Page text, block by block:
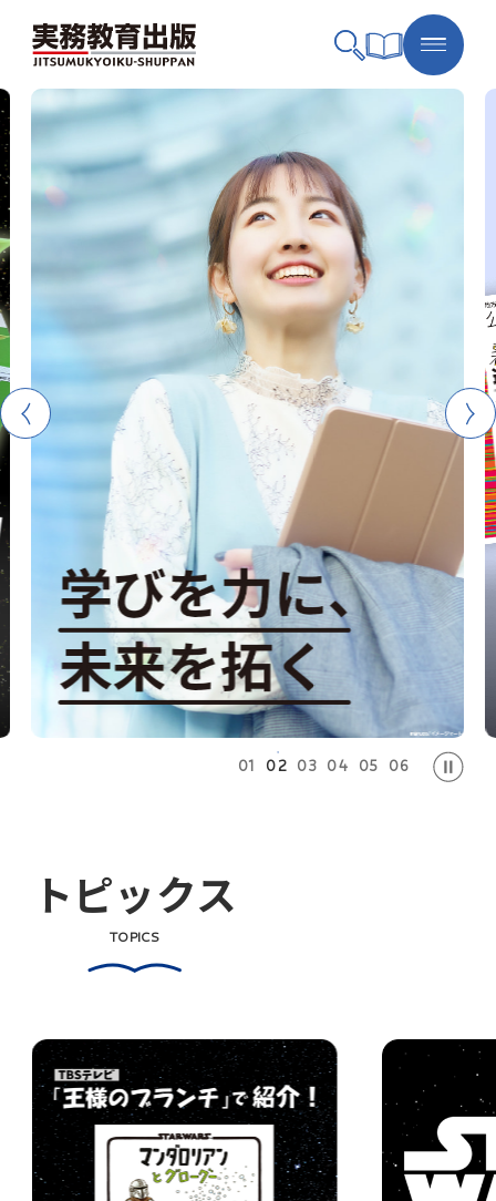
01 02 03 04 05 06
トピックス
TOPICS